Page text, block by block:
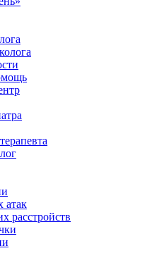
атак
расстройств